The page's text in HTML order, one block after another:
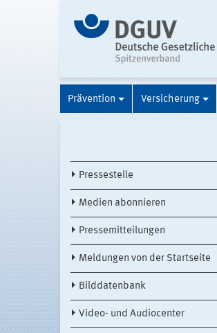
Prävention Versicherung
Pressestelle
Medien abonnieren
Pressemitteilungen
Meldungen von der Startseite
Bilddatenbank
Video- und Audiocenter